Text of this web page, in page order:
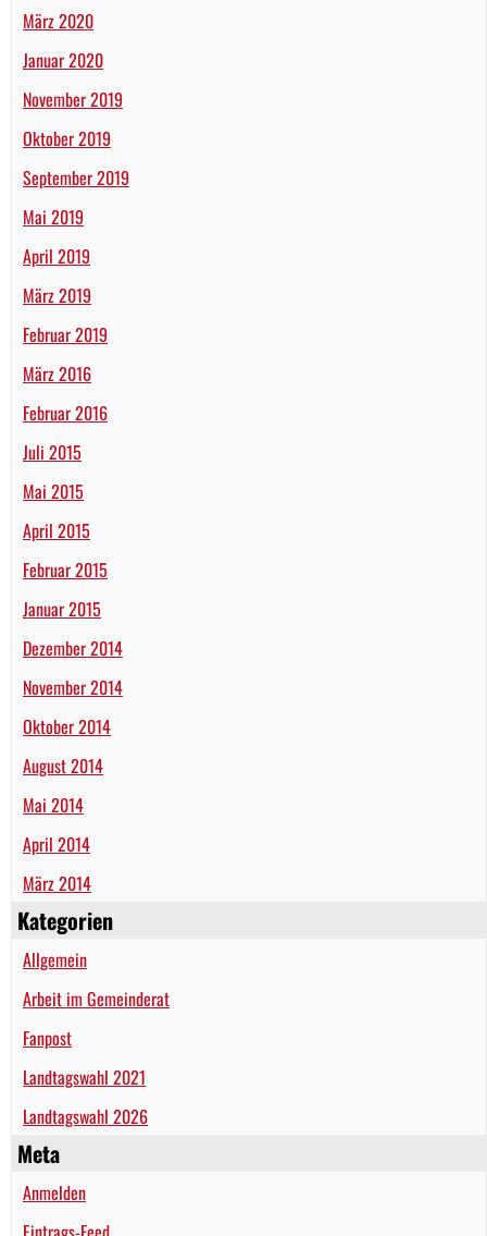
März 2020
Januar 2020
November 2019
Oktober 2019
September 2019
Mai 2019
April 2019
März 2019
Februar 2019
März 2016
Februar 2016
Juli 2015
Mai 2015
April 2015
Februar 2015
Januar 2015
Dezember 2014
November 2014
Oktober 2014
August 2014
Mai 2014
April 2014
März 2014
Kategorien
Allgemein
Arbeit im Gemeinderat
Fanpost
Landtagswahl 2021
Landtagswahl 2026
Meta
Anmelden